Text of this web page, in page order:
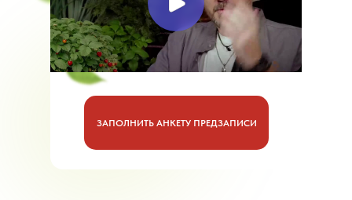
ЗАПОЛНИТЬ АНКЕТУ ПРЕДЗАПИСИ